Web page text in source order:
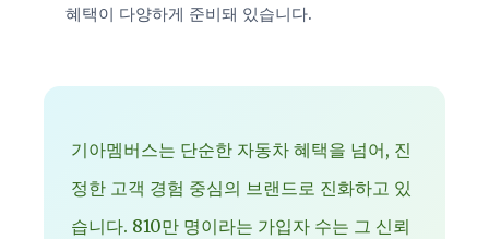
혜택이 다양하게 준비돼 있습니다.
기아멤버스는 단순한 자동차 혜택을 넘어, 진
정한 고객 경험 중심의 브랜드로 진화하고 있
습니다. 810만 명이라는 가입자 수는 그 신뢰